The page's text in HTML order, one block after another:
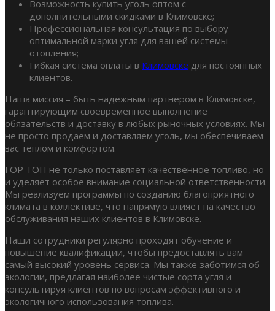
Возможность купить уголь оптом с
дополнительными скидками в Климовске;
Профессиональная консультация по выбору
оптимальной марки угля для вашей системы
отопления;
Гибкая система оплаты в Климовске для постоянных
клиентов.
Наша миссия – быть надежным партнером в Климовске,
гарантирующим своевременное выполнение
обязательств и доставку в любых рыночных условиях. Мы
не просто продаем и доставляем уголь, мы обеспечиваем
вас теплом и комфортом.
ГОР ТОП не только поставляет качественное топливо, но
и уделяет особое внимание социальной ответственности.
Мы реализуем программы по созданию благоприятного
климата в коллективе, что напрямую влияет на качество
обслуживания наших клиентов в Климовске.
Наши сотрудники регулярно проходят обучение и
повышение квалификации, чтобы предоставлять вам
самый высокий уровень сервиса. Мы также заботимся об
экологии, предлагая наиболее чистые сорта угля и
консультируя клиентов по вопросам эффективного и
экологичного использования топлива.